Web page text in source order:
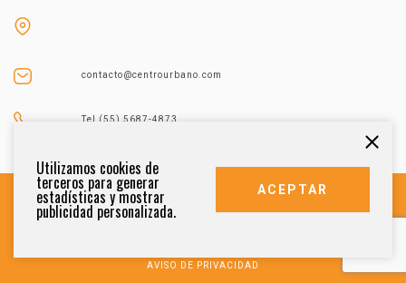
contacto@centrourbano.com
Tel (55) 5687-4873
AVISO DE PRIVACIDAD
Utilizamos cookies de
terceros para generar
estadísticas y mostrar
publicidad personalizada.
ACEPTAR